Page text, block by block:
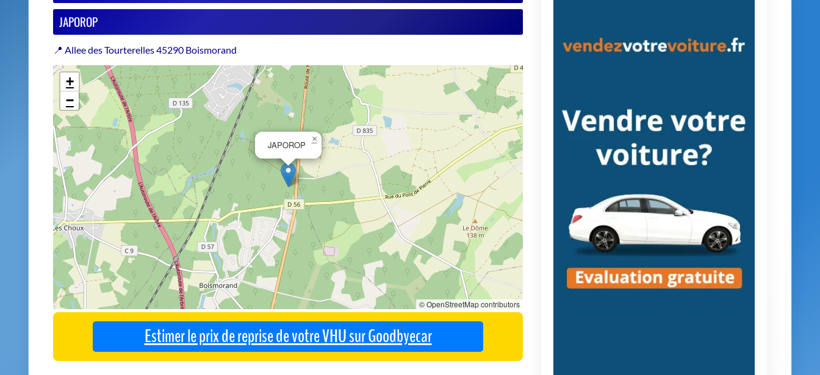
JAPOROP
📍 Allee des Tourterelles 45290 Boismorand
JAPOROP
×
+
−
© OpenStreetMap contributors
Estimer le prix de reprise de votre VHU sur Goodbyecar